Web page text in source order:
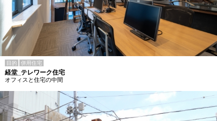
目的 併用住宅
経堂_テレワーク住宅
オフィスと住宅の中間